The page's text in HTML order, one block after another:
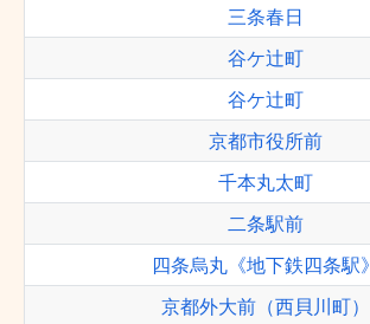
三条春日
谷ケ辻町
谷ケ辻町
京都市役所前
千本丸太町
二条駅前
四条烏丸《地下鉄四条駅》
京都外大前（西貝川町）